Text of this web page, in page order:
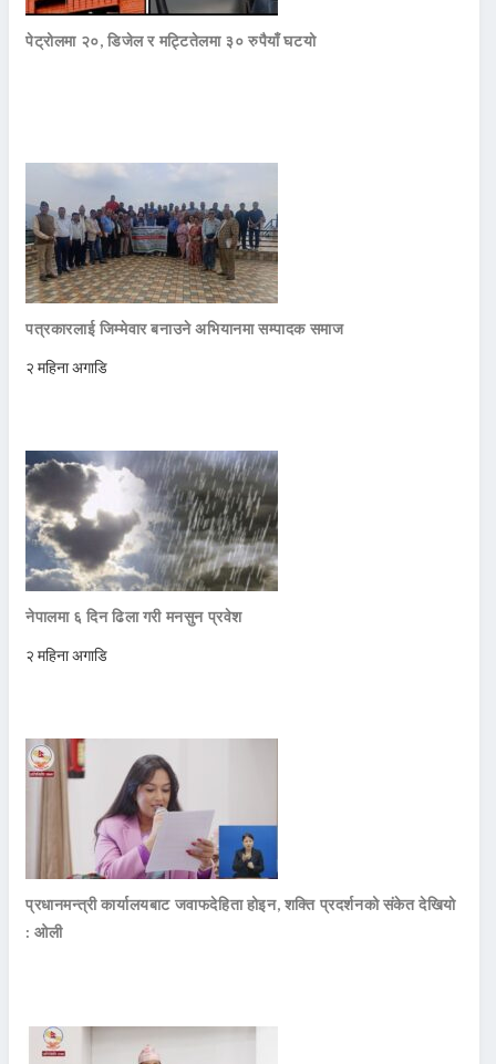
पेट्रोलमा २०, डिजेल र मट्टितेलमा ३० रुपैयाँ घटयो
पत्रकारलाई जिम्मेवार बनाउने अभियानमा सम्पादक समाज
२ महिना अगाडि
नेपालमा ६ दिन ढिला गरी मनसुन प्रवेश
२ महिना अगाडि
प्रधानमन्त्री कार्यालयबाट जवाफदेहिता होइन, शक्ति प्रदर्शनको संकेत देखियो
: ओली